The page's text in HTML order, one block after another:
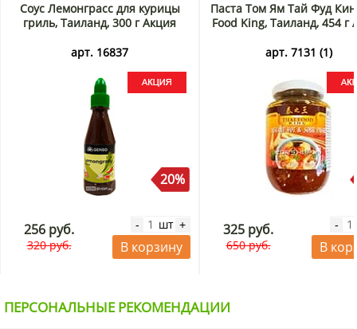
Соус Лемонграсс для курицы
гриль, Таиланд, 300 г Акция
арт. 16837
20%
256 руб.
320 руб.
- шт +
В корзину
Паста Том Ям Тай Фуд
Food King, Таиланд, 454 г
арт. 7131 (1)
325 руб.
650 руб.
-
В
ПЕРСОНАЛЬНЫЕ РЕКОМЕНДАЦИИ